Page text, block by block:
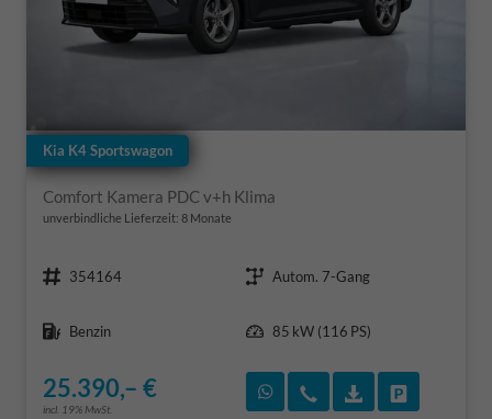
Kia K4 Sportswagon
Comfort Kamera PDC v+h Klima
unverbindliche Lieferzeit: 8 Monate
354164
Autom. 7-Gang
Benzin
85 kW (116 PS)
25.390,– €
incl. 19% MwSt.
Rückruf vereinbaren
Wir rufen Sie an